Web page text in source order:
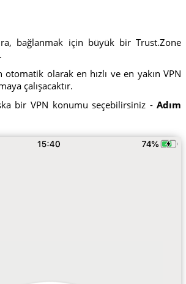
bağlanmak için büyük bir Trust.Zone
olarak en hızlı ve en yakın VPN
çalışacaktır.
bir VPN konumu seçebilirsiniz -Adım